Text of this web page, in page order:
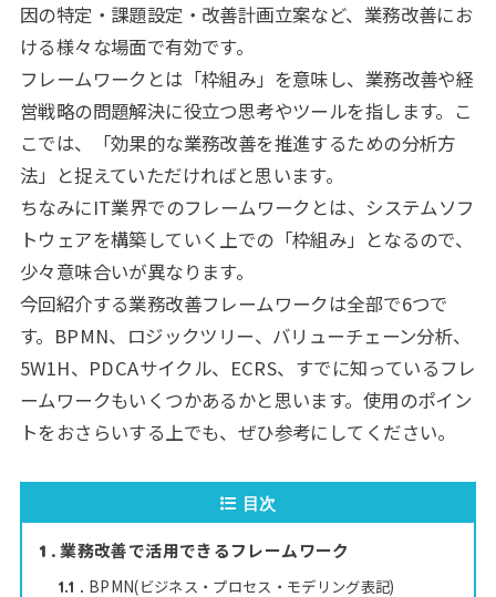
因の特定・課題設定・改善計画立案など、業務改善にお
ける様々な場面で有効です。
フレームワークとは「枠組み」を意味し、業務改善や経
営戦略の問題解決に役立つ思考やツールを指します。こ
こでは、「効果的な業務改善を推進するための分析方
法」と捉えていただければと思います。
ちなみにIT業界でのフレームワークとは、システムソフ
トウェアを構築していく上での「枠組み」となるので、
少々意味合いが異なります。
今回紹介する業務改善フレームワークは全部で6つで
す。BPMN、ロジックツリー、バリューチェーン分析、
5W1H、PDCAサイクル、ECRS、すでに知っているフレ
ームワークもいくつかあるかと思います。使用のポイン
トをおさらいする上でも、ぜひ参考にしてください。
目次
1 業務改善で活用できるフレームワーク
1.1 BPMN(ビジネス・プロセス・モデリング表記)